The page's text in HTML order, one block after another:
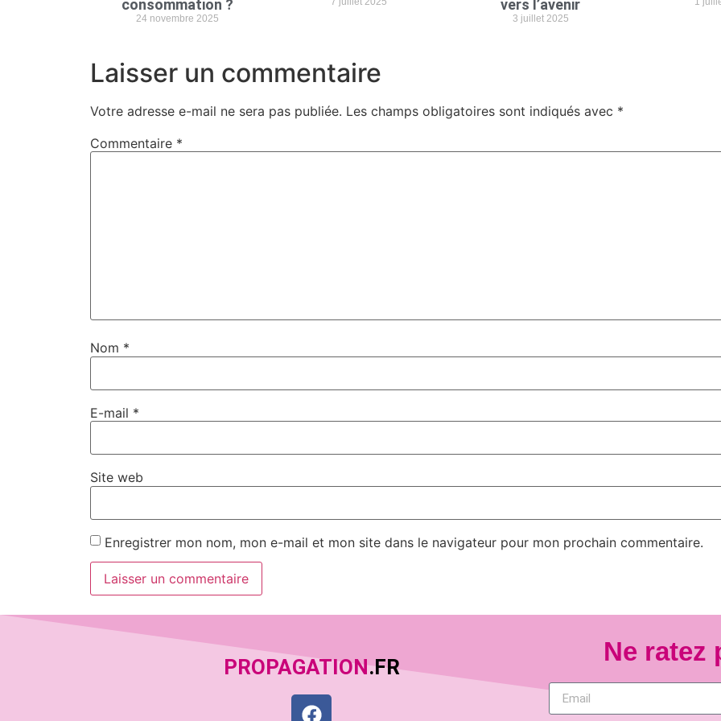
consommation ?
24 novembre 2025
vers l’avenir
3 juillet 2025
Laisser un commentaire
Votre adresse e-mail ne sera pas publiée. Les champs obligatoires sont indiqués avec *
Commentaire *
Nom *
E-mail *
Site web
Enregistrer mon nom, mon e-mail et mon site dans le navigateur pour mon prochain commentaire.
PROPAGATION.FR
Ne ratez